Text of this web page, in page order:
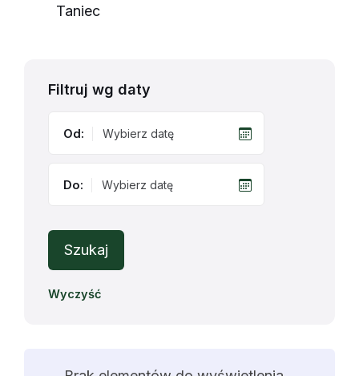
Taniec
Filtruj wg daty
Od:
Do:
Szukaj
Wyczyść